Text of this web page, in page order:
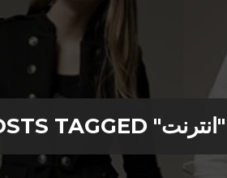
POSTS TAGGED "انترنت"